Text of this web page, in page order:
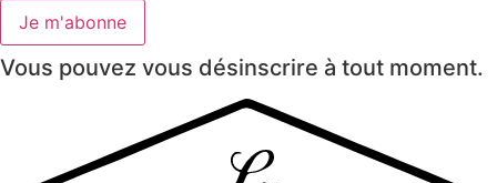
Je m'abonne
Vous pouvez vous désinscrire à tout moment.